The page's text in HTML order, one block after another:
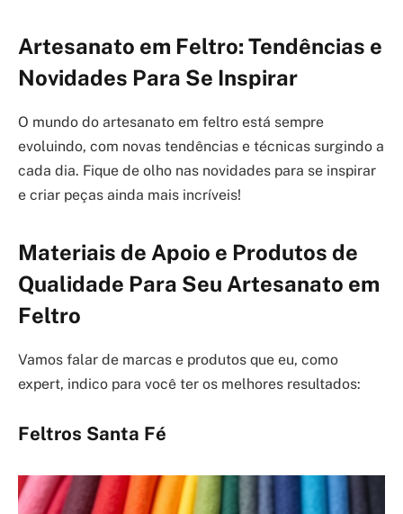
Artesanato em Feltro: Tendências e
Novidades Para Se Inspirar
O mundo do artesanato em feltro está sempre
evoluindo, com novas tendências e técnicas surgindo a
cada dia. Fique de olho nas novidades para se inspirar
e criar peças ainda mais incríveis!
Materiais de Apoio e Produtos de
Qualidade Para Seu Artesanato em
Feltro
Vamos falar de marcas e produtos que eu, como
expert, indico para você ter os melhores resultados:
Feltros Santa Fé